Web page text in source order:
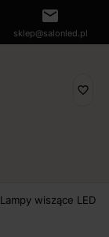
mail
sklep@salonled.pl
favorite_border
Lampy wiszące LED